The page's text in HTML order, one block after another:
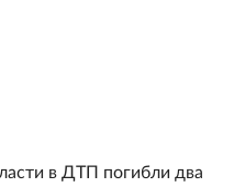
в ДТП погибли два